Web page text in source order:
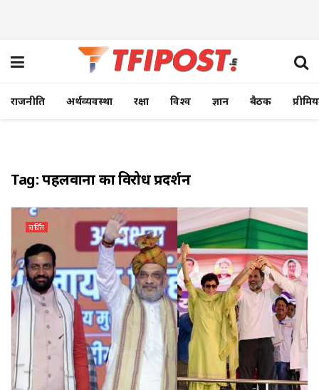
राजनीति अर्थव्यवस्था रक्षा विश्व ज्ञान बैठक
Tag:पहलवानों का विरोध प्रदर्शन
चर्चित